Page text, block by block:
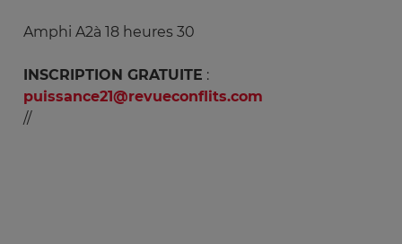
Amphi A2à 18 heures 30
INSCRIPTION GRATUITE :
puissance21@revueconflits.com
//